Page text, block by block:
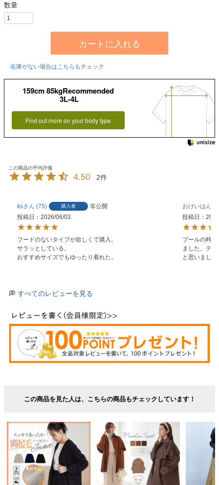
カートに入れる
在庫がない場合はこちらもチェック
159cm 85kgRecommended
3L-4L
Find out more on your body type
4.50 2
ks 75 購入者
非公開
投稿日
2026/06/03
フードのないタイプが欲しくて購入。
サラッとしている。
おすすめサイズでもゆったり着れた。
おけいはん
投稿日
プールの時
ました。デ
と思いまし
すべてのレビューを見る
この商品を見た人は、こちらの商品もチェックしています！